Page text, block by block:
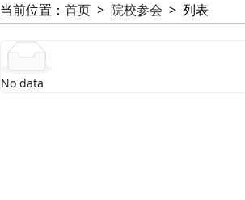
当前位置： 首页 > 院校参会 > 列表
No data